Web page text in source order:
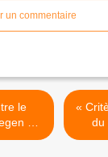
un commentaire
de
«
du